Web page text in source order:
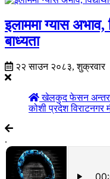
इलाममा ग्यास अभाव,
बाध्यता
२२ साउन २०८३, शुक्रवार
खेलकुदफेसन
कोशी प्रदेशविराटनगर
.